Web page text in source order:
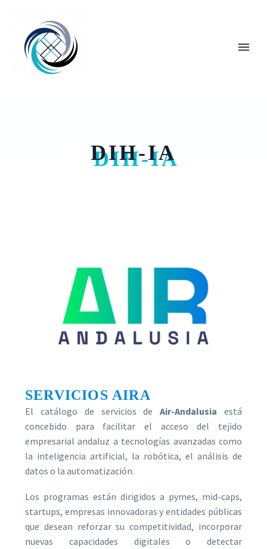
DIH-IA
SERVICIOS AIRA
El catálogo de servicios deAir-Andalusia está
concebido para facilitar el acceso del tejido
empresarial andaluz a tecnologías avanzadas como
la inteligencia artificial, la robótica, el análisis de
datos o la automatización.
Los programas están dirigidos a pymes, mid-caps,
startups, empresas innovadoras y entidades públicas
que desean reforzar su competitividad, incorporar
nuevas capacidades digitales o detectar